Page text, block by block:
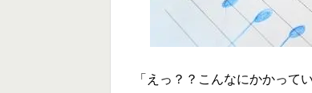
「えっ？？こんなにかかって